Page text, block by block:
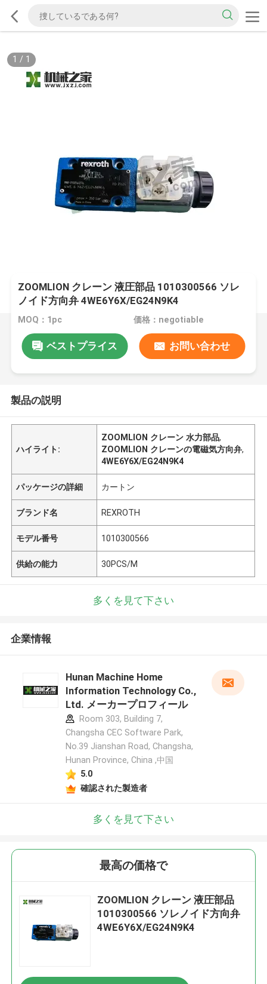
1 / 1
ZOOMLION クレーン 液圧部品 1010300566 ソレ
ノイド方向弁 4WE6Y6X/EG24N9K4
MOQ：1pc 価格：negotiable
ベストプライス お問い合わせ
製品の説明
ハイライト:
ZOOMLION クレーン 水力部品,
ZOOMLION クレーンの電磁気方向弁,
4WE6Y6X/EG24N9K4
パッケージの詳細 カートン
ブランド名 REXROTH
モデル番号 1010300566
供給の能力 30PCS/M
多くを見て下さい
企業情報
Hunan Machine Home
Information Technology Co.,
Ltd. メーカープロフィール
Room 303, Building 7,
Changsha CEC Software Park,
No.39 Jianshan Road, Changsha,
Hunan Province, China ,中国
5.0
確認された製造者
多くを見て下さい
最高の価格で
ZOOMLION クレーン 液圧部品
1010300566 ソレノイド方向弁
4WE6Y6X/EG24N9K4